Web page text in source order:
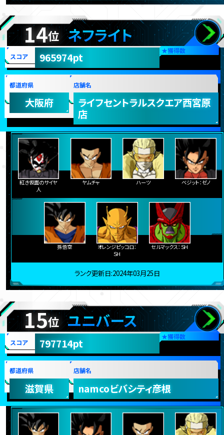
14位 ネフライト
★獲得数
スコア 965974pt
都道府県
大阪府
店舗名
ライフセントラルスクエア西宮原
店
紅き仮面のサイヤ
人
ヤムチャ ハーツ ベジット：ゼノ
孫悟空
オレンジピッコロ：
ＳＨ
セルマックス：ＳＨ
ランク更新日:2024年03月25日
15位 ユニバース
★獲得数
スコア 797714pt
都道府県
滋賀県
店舗名
namcoビバシティ彦根